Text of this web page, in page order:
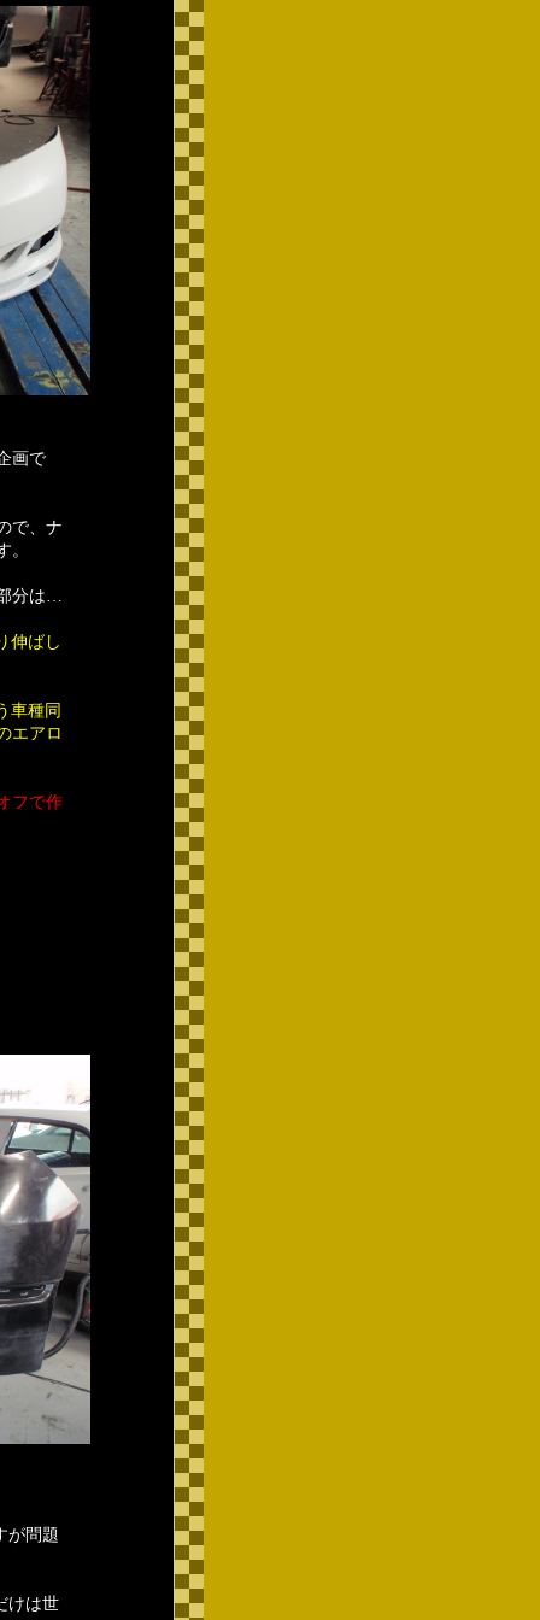
画で
で、ナ
。
分は…
伸ばし
車種同
エアロ
フで作
が問題
けは世